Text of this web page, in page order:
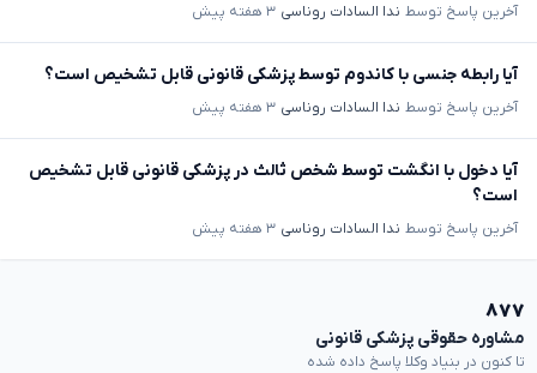
آخرین پاسخ توسط ندا السادات روناسی ۳ هفته پیش
آیا رابطه جنسی با کاندوم توسط پزشکی قانونی قابل تشخیص است؟
آخرین پاسخ توسط ندا السادات روناسی ۳ هفته پیش
آیا دخول با انگشت توسط شخص ثالث در پزشکی قانونی قابل تشخیص
است؟
آخرین پاسخ توسط ندا السادات روناسی ۳ هفته پیش
۸۷۷
مشاوره حقوقی پزشکی قانونی
تا کنون در بنیاد وکلا پاسخ داده شده